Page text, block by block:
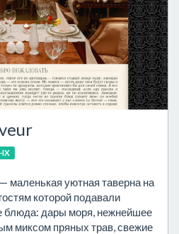
IX
— маленькая уютная таверна на
которой подавали
блюда: дары моря, нежнейшее
миксом пряных трав, свежие